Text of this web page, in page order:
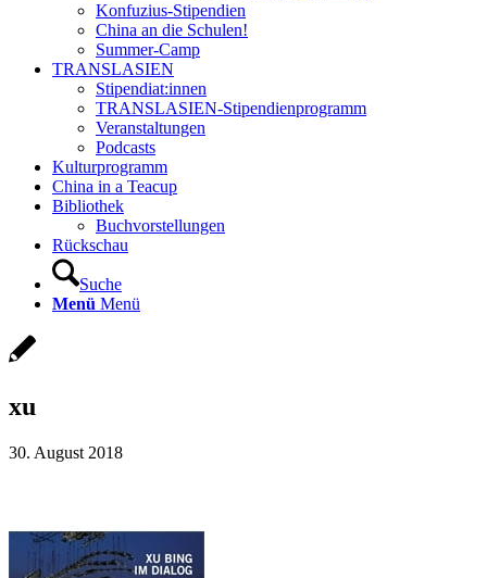
Konfuzius-Stipendien
China an die Schulen!
Summer-Camp
TRANSLASIEN
Stipendiat:innen
TRANSLASIEN-Stipendienprogramm
Veranstaltungen
Podcasts
Kulturprogramm
China in a Teacup
Bibliothek
Buchvorstellungen
Rückschau
Suche
Menü Menü
xu
30. August 2018